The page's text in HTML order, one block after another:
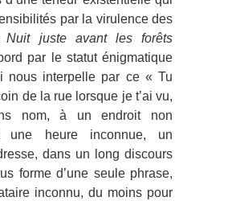
par la virulence des
Nuit juste avant les forêts
par le statut énigmatique
nous interpelle par ce « Tu
de la rue lorsque je t’ai vu,
nom, à un endroit non
une heure inconnue, un
dans un long discours
forme d’une seule phrase,
inconnu, du moins pour